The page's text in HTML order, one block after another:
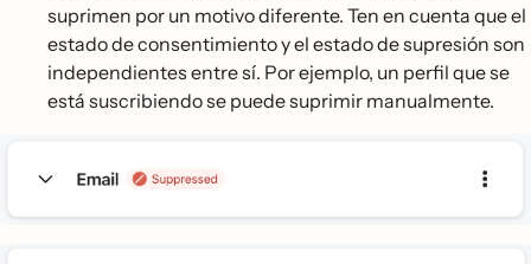
suprimen por un motivo diferente. Ten en cuenta que el
estado de consentimiento y el estado de supresión son
independientes entre sí. Por ejemplo, un perfil que se
está suscribiendo se puede suprimir manualmente.